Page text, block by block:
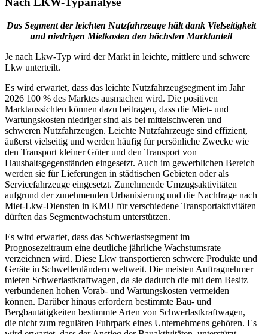
Das Segment der leichten Nutzfahrzeuge hält dank Vielseitigkeit
und niedrigen Mietkosten den höchsten Marktanteil
Je nach Lkw-Typ wird der Markt in leichte, mittlere und schwere
Lkw unterteilt.
Es wird erwartet, dass das leichte Nutzfahrzeugsegment im Jahr
2026 100 % des Marktes ausmachen wird. Die positiven
Marktaussichten können dazu beitragen, dass die Miet- und
Wartungskosten niedriger sind als bei mittelschweren und
schweren Nutzfahrzeugen. Leichte Nutzfahrzeuge sind effizient,
äußerst vielseitig und werden häufig für persönliche Zwecke wie
den Transport kleiner Güter und den Transport von
Haushaltsgegenständen eingesetzt. Auch im gewerblichen Bereich
werden sie für Lieferungen in städtischen Gebieten oder als
Servicefahrzeuge eingesetzt. Zunehmende Umzugsaktivitäten
aufgrund der zunehmenden Urbanisierung und die Nachfrage nach
Miet-Lkw-Diensten in KMU für verschiedene Transportaktivitäten
dürften das Segmentwachstum unterstützen.
Es wird erwartet, dass das Schwerlastsegment im
Prognosezeitraum eine deutliche jährliche Wachstumsrate
verzeichnen wird. Diese Lkw transportieren schwere Produkte und
Geräte in Schwellenländern weltweit. Die meisten Auftragnehmer
mieten Schwerlastkraftwagen, da sie dadurch die mit dem Besitz
verbundenen hohen Vorab- und Wartungskosten vermeiden
können. Darüber hinaus erfordern bestimmte Bau- und
Bergbautätigkeiten bestimmte Arten von Schwerlastkraftwagen,
die nicht zum regulären Fuhrpark eines Unternehmens gehören. Es